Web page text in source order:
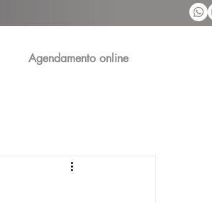
Agendamento online